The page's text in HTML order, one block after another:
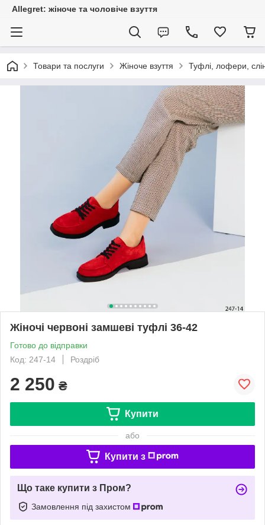
Allegret: жіноче та чоловіче взуття
Товари та послуги Жіноче взуття Туфлі, лофери,
Жіночі червоні замшеві туфлі 36-42
Готово до відправки
Код: 247-14
Роздріб
2 250 ₴
Купити
або
Купити з
Що таке купити з Пром?
Замовлення під захистом